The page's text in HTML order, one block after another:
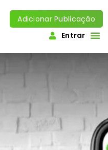
Adicionar Publicação
Entrar